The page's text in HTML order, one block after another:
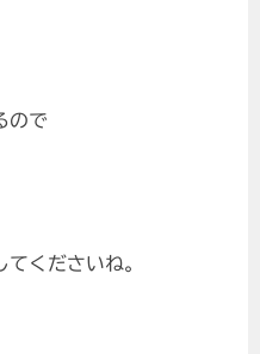
ので
くださいね。